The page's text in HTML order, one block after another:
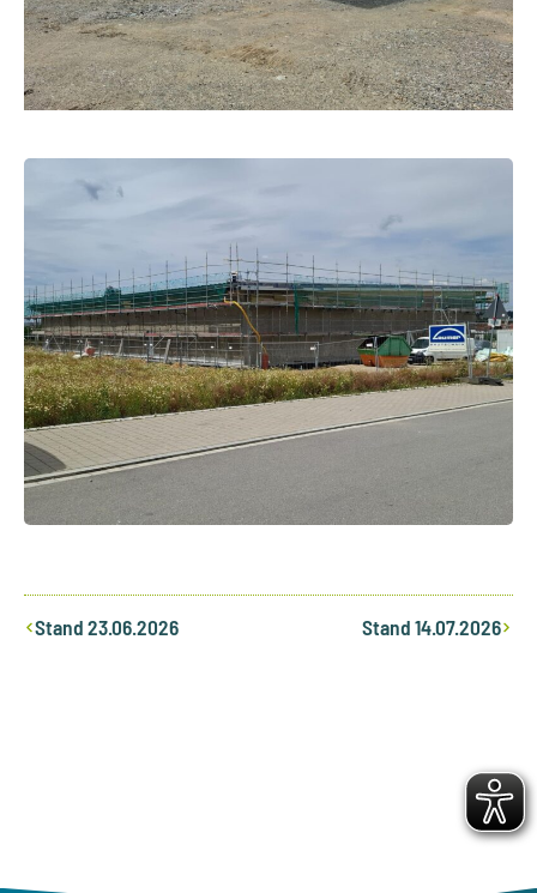
Stand 23.06.2026 Stand 14.07.2026